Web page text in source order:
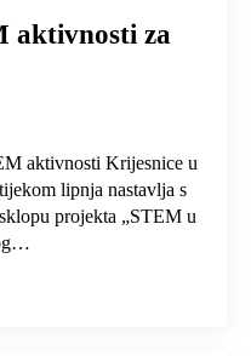
aktivnosti za
aktivnosti Krijesnice u
lipnja nastavlja s
projekta „STEM u